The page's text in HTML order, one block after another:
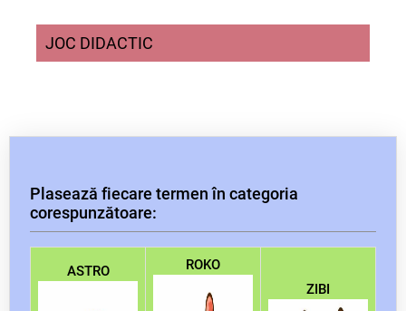
JOC DIDACTIC
Plasează fiecare termen în categoria
corespunzătoare:
ASTRO
ROKO
ZIBI